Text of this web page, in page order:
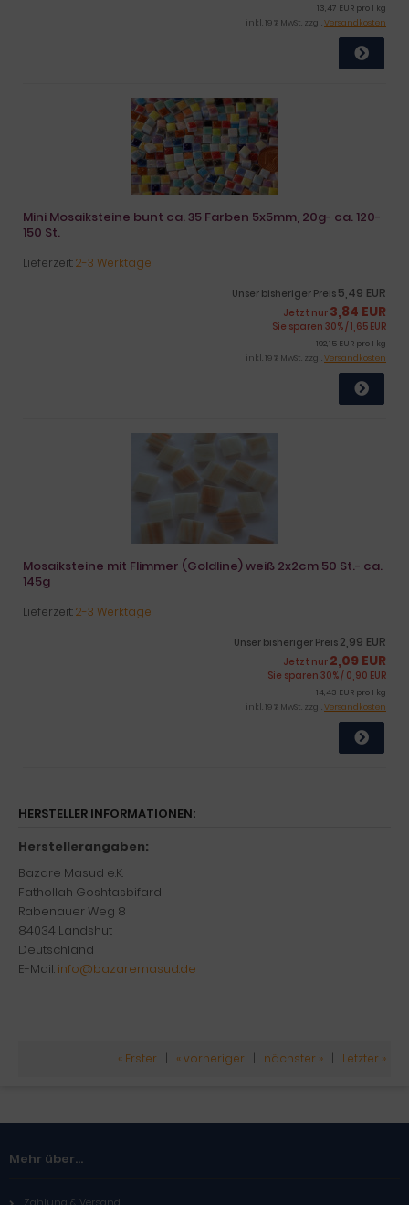
13,47 EUR pro 1 kg
inkl. 19 % MwSt. zzgl.Versandkosten
Mini Mosaiksteine bunt ca. 35 Farben 5x5mm, 20g- ca. 120-
150 St.
Lieferzeit:2-3 Werktage
Unser bisheriger Preis 5,49 EUR
Jetzt nur 3,84 EUR
Sie sparen 30% / 1,65 EUR
192,15 EUR pro 1 kg
inkl. 19 % MwSt. zzgl.Versandkosten
Mosaiksteine mit Flimmer (Goldline) weiß 2x2cm 50 St.- ca.
145g
Lieferzeit:2-3 Werktage
Unser bisheriger Preis 2,99 EUR
Jetzt nur 2,09 EUR
Sie sparen 30% / 0,90 EUR
14,43 EUR pro 1 kg
inkl. 19 % MwSt. zzgl.Versandkosten
HERSTELLER INFORMATIONEN:
Herstellerangaben:
Bazare Masud e.K.
Fathollah Goshtasbifard
Rabenauer Weg 8
84034 Landshut
Deutschland
E-Mail: info@bazaremasud.de
« Erster « vorheriger nächster » Letzter »
Mehr über...